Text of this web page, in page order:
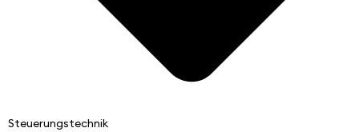
Steuerungstechnik